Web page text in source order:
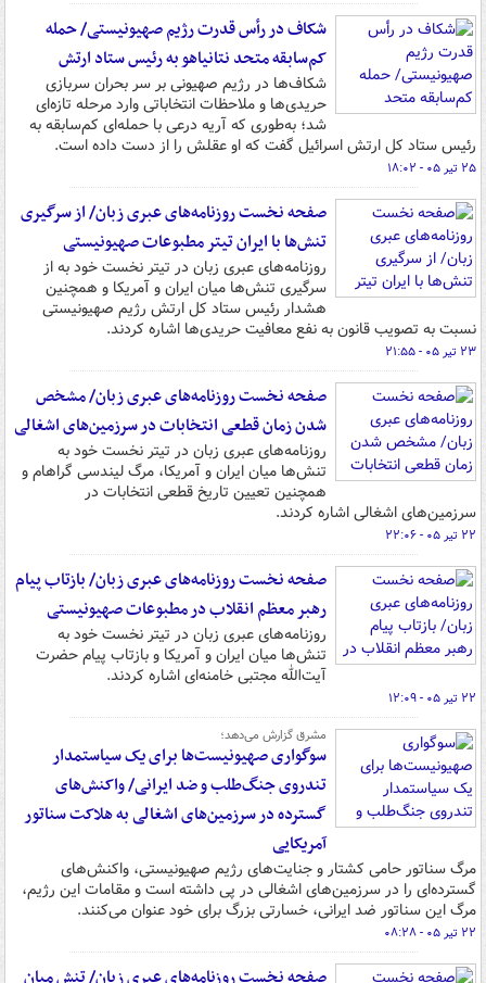
شکاف در رأس قدرت رژیم صهیونیستی/ حمله
کم‌سابقه متحد نتانیاهو به رئیس ستاد ارتش
شکاف‌ها در رژیم صهیونی بر سر بحران سربازی
حریدی‌ها و ملاحظات انتخاباتی وارد مرحله تازه‌ای
شد؛ به‌طوری که آریه درعی با حمله‌ای کم‌سابقه به
رئیس ستاد کل ارتش اسرائیل گفت که او عقلش را از دست داده است.
۲۵ تیر ۰۵ - ۱۸:۰۲
صفحه نخست روزنامه‌های عبری زبان/ از سرگیری
تنش‌ها با ایران تیتر مطبوعات صهیونیستی
روزنامه‌های عبری زبان در تیتر نخست خود به از
سرگیری‌ تنش‌ها میان ایران و آمریکا و همچنین
هشدار رئیس ستاد کل ارتش رژیم صهیونیستی
نسبت به تصویب قانون به نفع معافیت حریدی‌ها اشاره کردند.
۲۳ تیر ۰۵ - ۲۱:۵۵
صفحه نخست روزنامه‌های عبری زبان/ مشخص
شدن زمان قطعی انتخابات در سرزمین‌های اشغالی
روزنامه‌های عبری زبان در تیتر نخست خود به
تنش‌ها میان ایران و آمریکا، مرگ لیندسی گراهام و
همچنین تعیین تاریخ قطعی انتخابات در
سرزمین‌های اشغالی اشاره کردند.
۲۲ تیر ۰۵ - ۲۲:۰۶
صفحه نخست روزنامه‌های عبری زبان/ بازتاب پیام
رهبر معظم انقلاب در مطبوعات صهیونیستی
روزنامه‌های عبری زبان در تیتر نخست خود به
تنش‌ها میان ایران و آمریکا و بازتاب پیام حضرت
آیت‌الله مجتبی خامنه‌ای اشاره کردند.
۲۲ تیر ۰۵ - ۱۲:۰۹
مشرق گزارش می‌دهد؛
سوگواری صهیونیست‌ها برای یک سیاستمدار
تندروی جنگ‌طلب و ضد ایرانی/ واکنش‌های
گسترده در سرزمین‌های اشغالی به هلاکت سناتور
آمریکایی
مرگ سناتور حامی کشتار و جنایت‌های رژیم صهیونیستی، واکنش‌های
گسترده‌ای را در سرزمین‌های اشغالی در پی داشته است و مقامات این رژیم،
مرگ این سناتور ضد ایرانی، خسارتی بزرگ برای خود عنوان می‌کنند.
۲۲ تیر ۰۵ - ۰۸:۲۸